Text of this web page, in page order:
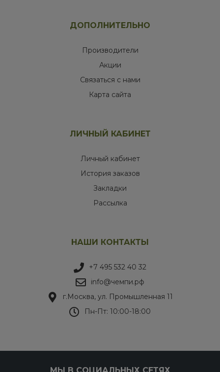
ДОПОЛНИТЕЛЬНО
Производители
Акции
Связаться с нами
Карта сайта
ЛИЧНЫЙ КАБИНЕТ
Личный кабинет
История заказов
Закладки
Рассылка
НАШИ КОНТАКТЫ
+7 495 532 40 32
info@чемпи.рф
г.Москва, ул. Промышленная 11
Пн-Пт: 10:00-18:00